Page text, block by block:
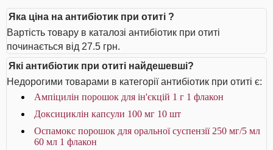
Яка ціна на антибіотик при отиті ?
Вартість товару в каталозі антибіотик при отиті
починається від 27.5 грн.
Які антибіотик при отиті найдешевші?
Недорогими товарами в категорії антибіотик при отиті є:
Ампіцилін порошок для ін'єкцій 1 г 1 флакон
Доксициклін капсули 100 мг 10 шт
Оспамокс порошок для оральної суспензії 250 мг/5 мл
60 мл 1 флакон